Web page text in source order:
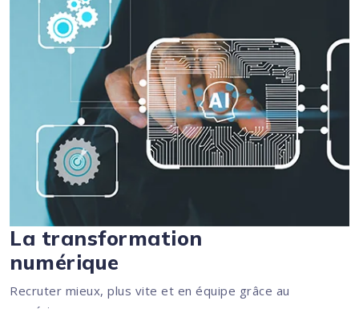
La transformation
numérique
Recruter mieux, plus vite et en équipe grâce au